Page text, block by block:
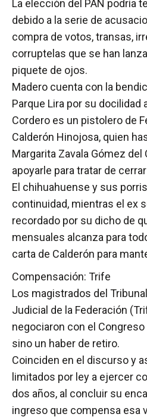
La elección del PAN podría
debido a la serie de
compra de votos, transas,
corruptelas que se han
piquete de ojos.
Madero cuenta con la
Parque Lira por su docilidad
Cordero es un pistolero de
Calderón Hinojosa, quien
Margarita Zavala Gómez del
apoyarle para tratar de
El chihuahuense y sus
continuidad, mientras el ex
recordado por su dicho de
mensuales alcanza para
carta de Calderón para
Compensación: Trife
Los magistrados del
Judicial de la Federación
negociaron con el
sino un haber de retiro.
Coinciden en el discurso y
limitados por ley a ejercer
dos años, al concluir su
ingreso que compensa esa